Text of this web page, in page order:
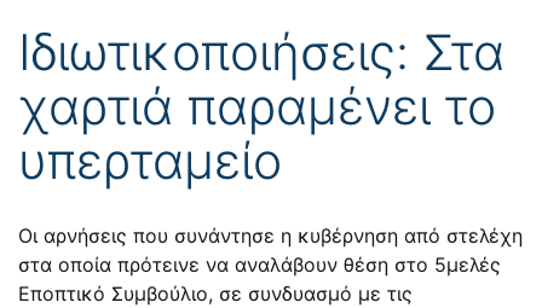
Ιδιωτικοποιήσεις: Στα
χαρτιά παραμένει το
υπερταμείο
Οι αρνήσεις που συνάντησε η κυβέρνηση από στελέχη
στα οποία πρότεινε να αναλάβουν θέση στο 5μελές
Εποπτικό Συμβούλιο, σε συνδυασμό με τις